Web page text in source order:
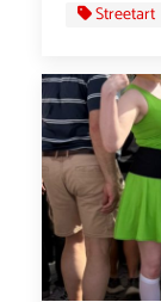
Streetart